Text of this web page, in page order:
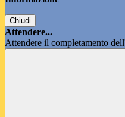
Chiudi
Attendere...
Attendere il completamento